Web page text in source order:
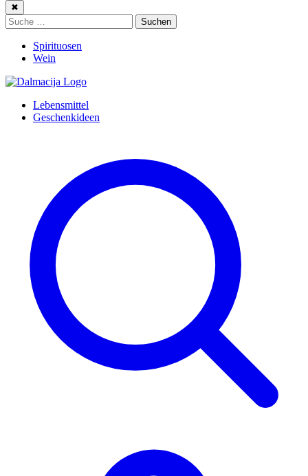
✖
Suche: Suchen
Spirituosen
Wein
Lebensmittel
Geschenkideen